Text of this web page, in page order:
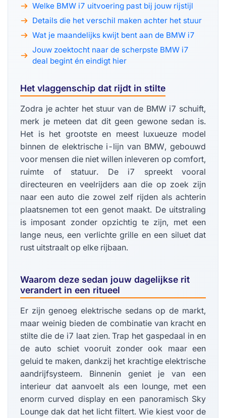
Welke BMW i7 uitvoering past bij jouw rijstijl
Details die het verschil maken achter het stuur
Wat je maandelijks kwijt bent aan de BMW i7
Jouw zoektocht naar de scherpste BMW i7
deal begint én eindigt hier
Het vlaggenschip dat rijdt in stilte
Zodra je achter het stuur van de BMW i7 schuift,
merk je meteen dat dit geen gewone sedan is.
Het is het grootste en meest luxueuze model
binnen de elektrische i-lijn van BMW, gebouwd
voor mensen die niet willen inleveren op comfort,
ruimte of statuur. De i7 spreekt vooral
directeuren en veelrijders aan die op zoek zijn
naar een auto die zowel zelf rijden als achterin
plaatsnemen tot een genot maakt. De uitstraling
is imposant zonder opzichtig te zijn, met een
lange neus, een verlichte grille en een siluet dat
rust uitstraalt op elke rijbaan.
Waarom deze sedan jouw dagelijkse rit
verandert in een ritueel
Er zijn genoeg elektrische sedans op de markt,
maar weinig bieden de combinatie van kracht en
stilte die de i7 laat zien. Trap het gaspedaal in en
de auto schiet vooruit zonder ook maar een
geluid te maken, dankzij het krachtige elektrische
aandrijfsysteem. Binnenin geniet je van een
interieur dat aanvoelt als een lounge, met een
enorm curved display en een panoramisch Sky
Lounge dak dat het licht filtert. Wie kiest voor de